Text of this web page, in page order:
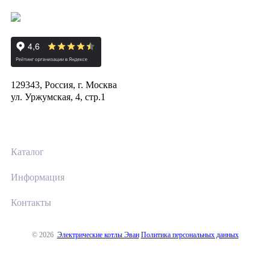
129343, Россия, г. Москва
ул. Уржумская, 4, стр.1
Каталог
Информация
Контакты
© 2026 Электрические котлы Эван Политика персональных данных